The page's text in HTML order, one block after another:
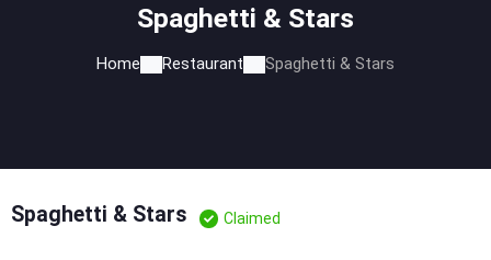
Spaghetti & Stars
Home Restaurant Spaghetti & Stars
Spaghetti & Stars Claimed